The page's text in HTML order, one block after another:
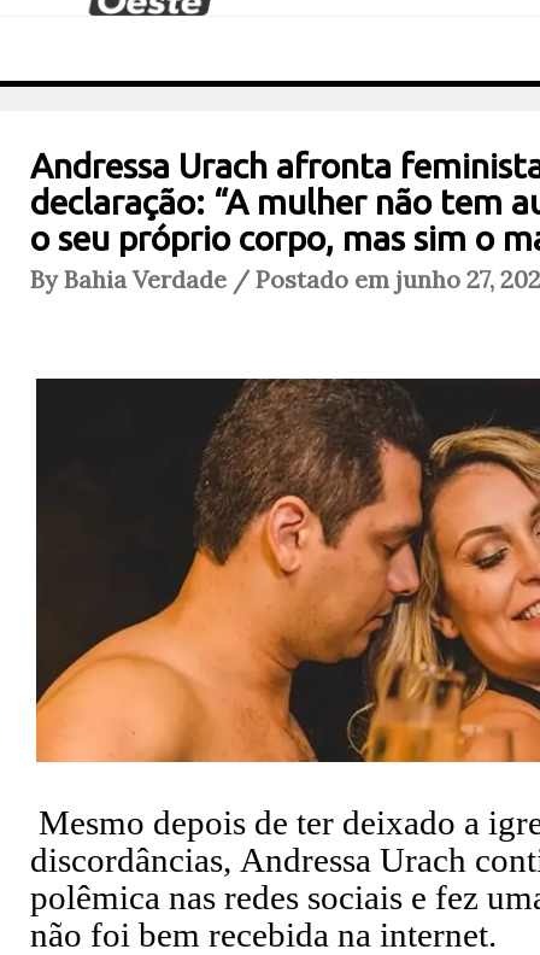
Andressa Urach afronta
declaração: “A mulher não tem
o seu próprio corpo, mas sim o
By Bahia Verdade / Postado em junho 27,
Mesmo depois de ter deixado a
discordâncias, Andressa Urach
polêmica nas redes sociais e fez
não foi bem recebida na internet.